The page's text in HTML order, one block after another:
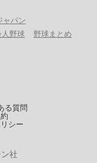
ャパン
野球 野球まとめ
る質問
シー
社